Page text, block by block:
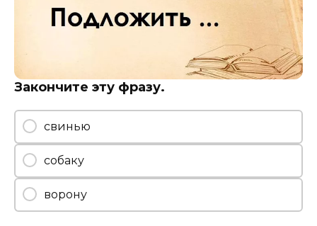
Закончите эту фразу.
свинью
собаку
ворону